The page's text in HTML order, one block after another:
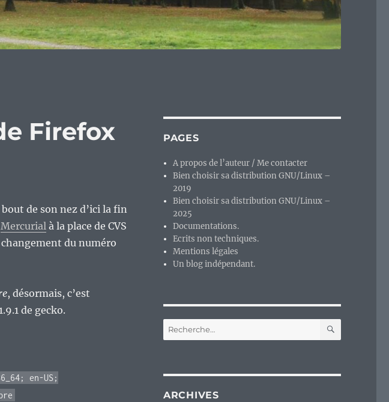
Firefox
de son nez d’ici la fin
Mercurialà la place de CVS
du numéro
, désormais, c’est
de gecko.
en-US;
PAGES
A propos de l’auteur / Me contacter
Bien choisir sa distribution GNU/Linux –
2019
Bien choisir sa distribution GNU/Linux –
2025
Documentations.
Ecrits non techniques.
Mentions légales
Un blog indépendant.
Recherche
pour :
ARCHIVES